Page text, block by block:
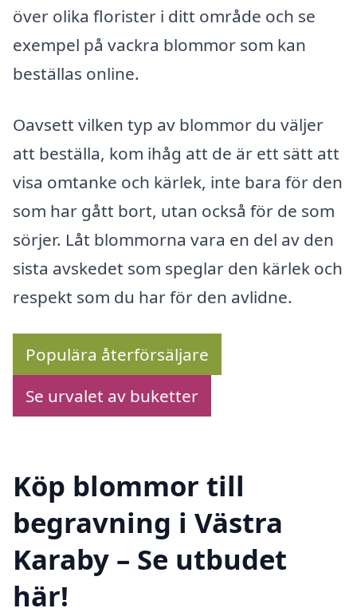
över olika florister i ditt område och se
exempel på vackra blommor som kan
beställas online.
Oavsett vilken typ av blommor du väljer
att beställa, kom ihåg att de är ett sätt att
visa omtanke och kärlek, inte bara för den
som har gått bort, utan också för de som
sörjer. Låt blommorna vara en del av den
sista avskedet som speglar den kärlek och
respekt som du har för den avlidne.
Populära återförsäljare
Se urvalet av buketter
Köp blommor till
begravning i Västra
Karaby – Se utbudet
här!